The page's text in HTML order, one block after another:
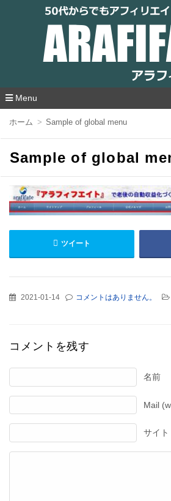
アラフィフエイト｜ 50代
エイトは遅
Menu
移
ホーム Sample of global menu
Sample of global
ツイート
2021-01-14 コメントはありません。
コメントを残す
名前
Mail
サイト